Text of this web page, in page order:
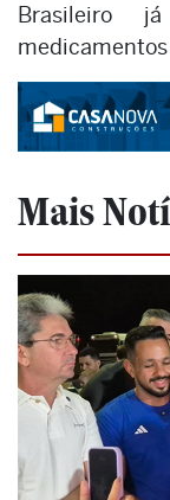
Brasileiro
Mais